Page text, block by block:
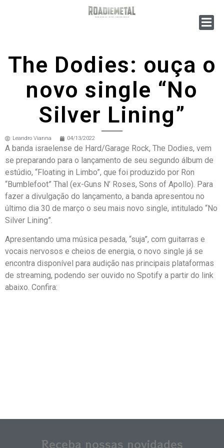
The Dodies: ouça o
novo single “No
Silver Lining”
Leandro Vianna 04/13/2022
A banda israelense de Hard/Garage Rock, The Dodies, vem
se preparando para o lançamento de seu segundo álbum de
estúdio, “Floating in Limbo”, que foi produzido por Ron
“Bumblefoot” Thal (ex-Guns N’ Roses, Sons of Apollo). Para
fazer a divulgação do lançamento, a banda apresentou no
último dia 30 de março o seu mais novo single, intitulado “No
Silver Lining”.
Apresentando uma música pesada, “suja”, com guitarras e
vocais nervosos e cheios de energia, o novo single já se
encontra disponível para audição nas principais plataformas
de streaming, podendo ser ouvido no Spotify a partir do link
abaixo. Confira:
Receba nossas novidades